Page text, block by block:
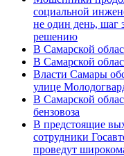
социальной
не один день, шаг
решению
В Самарской
В Самарской
Власти Самары
улице
В Самарской
бензовоза
В предстоящие
сотрудники
проведут